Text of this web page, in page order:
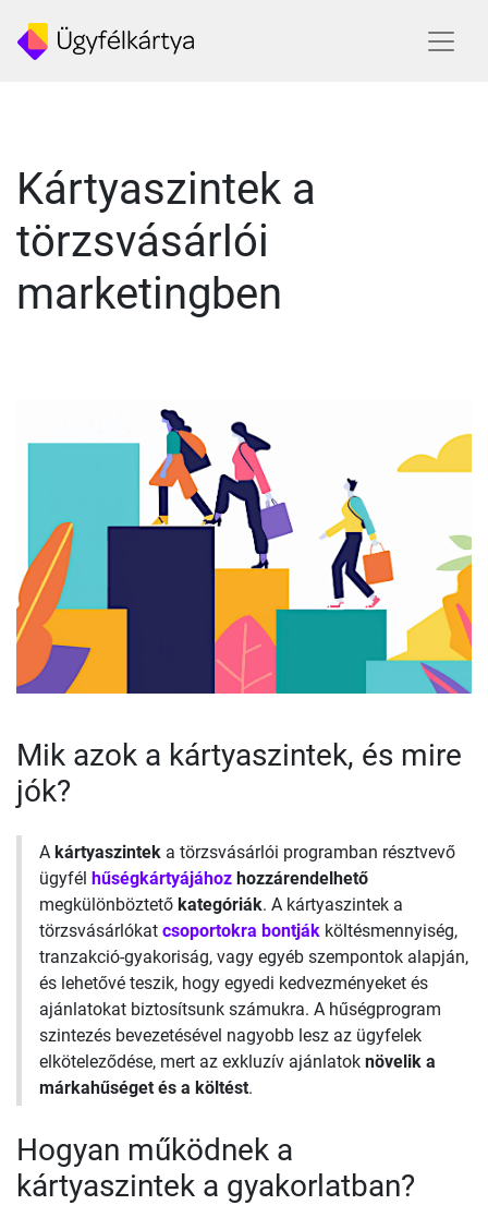
Kártyaszintek a
törzsvásárlói
marketingben
Mik azok a kártyaszintek, és mire
jók?
A kártyaszintek a törzsvásárlói programban résztvevő
ügyfél hűségkártyájához hozzárendelhető
megkülönböztető kategóriák. A kártyaszintek a
törzsvásárlókat csoportokra bontják költésmennyiség,
tranzakció-gyakoriság, vagy egyéb szempontok alapján,
és lehetővé teszik, hogy egyedi kedvezményeket és
ajánlatokat biztosítsunk számukra. A hűségprogram
szintezés bevezetésével nagyobb lesz az ügyfelek
elköteleződése, mert az exkluzív ajánlatok növelik a
márkahűséget és a költést.
Hogyan működnek a
kártyaszintek a gyakorlatban?